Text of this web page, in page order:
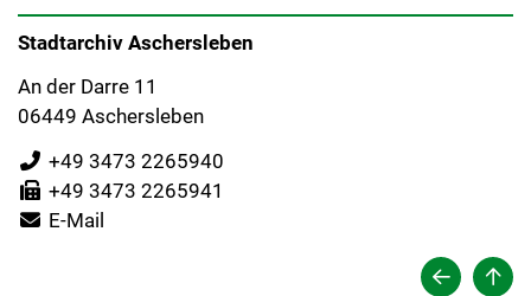
Stadtarchiv Aschersleben
An der Darre 11
06449 Aschersleben
+49 3473 2265940
+49 3473 2265941
E-Mail